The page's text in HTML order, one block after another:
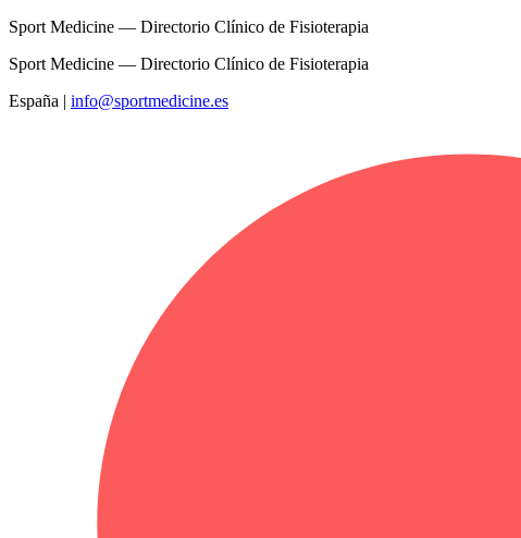
Sport Medicine — Directorio Clínico de Fisioterapia
Sport Medicine — Directorio Clínico de Fisioterapia
España | info@sportmedicine.es